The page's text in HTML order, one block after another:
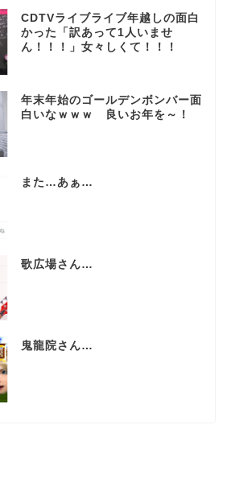
CDTVライブライブ年越しの面白
かった「訳あって1人いませ
ん！！！」女々しくて！！！
年末年始のゴールデンボンバー面
白いなｗｗｗ 良いお年を～！
また…あぁ…
歌広場さん…
鬼龍院さん…